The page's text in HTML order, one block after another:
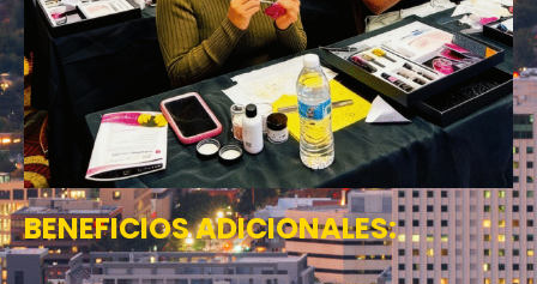
BENEFICIOS ADICIONALES: